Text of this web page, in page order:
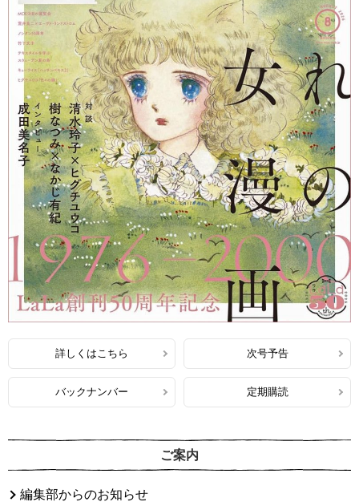
詳しくはこちら 次号予告
バックナンバー 定期購読
ご案内
編集部からのお知らせ